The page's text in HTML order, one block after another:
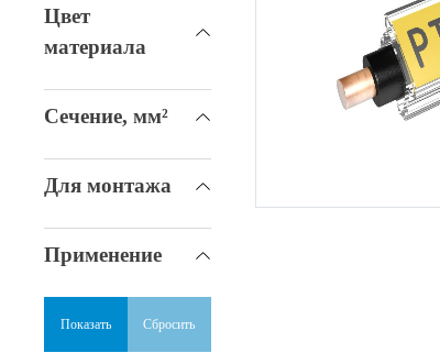
Цвет
материала
Сечение, мм²
Для монтажа
Применение
Показать Сбросить